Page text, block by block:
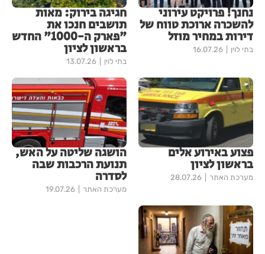
נחנך! פרויקט עירוני
להשכרה ארוכת טווח של
דירות במחיר מוזל
בתי לוין 16.07.26
חגיגה בירוק: מאות
תושבים חנכו את
"פארק ה-1000" החדש
בראשון לציון
בתי לוין 13.07.26
פצוע באירוע אלים
בראשון לציון
מערכת האתר 28.07.26
הושגה שליטה על האש,
תנועת הרכבות שבה
לסדרה
מערכת האתר 19.07.26